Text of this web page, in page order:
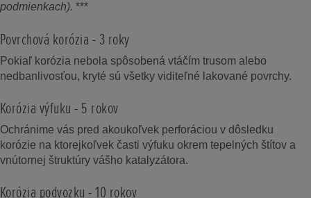
podmienkach). ***
Povrchová korózia - 3 roky
Pokiaľ korózia nebola spôsobená vtáčím trusom alebo
nedbanlivosťou, kryté sú všetky viditeľné lakované povrchy.
Korózia výfuku - 5 rokov
Ochránime vás pred akoukoľvek perforáciou v dôsledku
korózie na ktorejkoľvek časti výfuku okrem tepelných štítov a
vnútornej štruktúry vášho katalyzátora.
Korózia podvozku - 10 rokov